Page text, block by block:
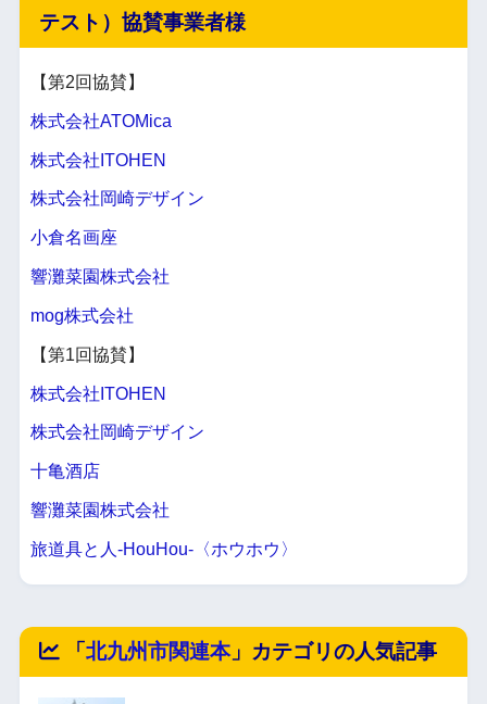
テスト）協賛事業者様
【第2回協賛】
株式会社ATOMica
株式会社ITOHEN
株式会社岡崎デザイン
小倉名画座
響灘菜園株式会社
mog株式会社
【第1回協賛】
株式会社ITOHEN
株式会社岡崎デザイン
十亀酒店
響灘菜園株式会社
旅道具と人-HouHou-〈ホウホウ〉
「 北九州市関連本」カテゴリの人気記事